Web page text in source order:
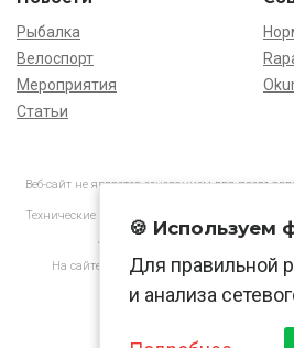
Рыбалка
Велоспорт
Мероприятия
Статьи
Веб-сайт не является основанием для
Технические характеристики товаров могут
АО «Нормарк» ИНН 7728172512
На сайте применяютсярекомендательные
🍪 Используем
Для правильной
и анализа